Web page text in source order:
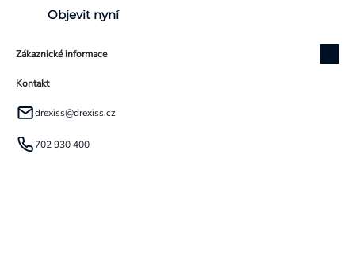
Objevit nyní
Zákaznické informace
Kontakt
drexiss@drexiss.cz
702 930 400